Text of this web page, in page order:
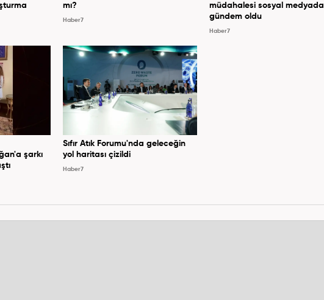
mı?
Haber7
müdahalesi sosyal medyada
gündem oldu
Haber7
şarkı
Sıfır Atık Forumu'nda geleceğin
yol haritası çizildi
Haber7